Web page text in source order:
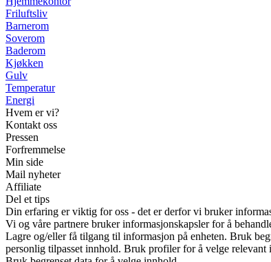
Friluftsliv
Barnerom
Soverom
Baderom
Kjøkken
Gulv
Temperatur
Energi
Hvem er vi?
Kontakt oss
Pressen
Forfremmelse
Min side
Mail nyheter
Affiliate
Del et tips
Din erfaring er viktig for oss - det er derfor vi bruker
Vi og våre partnere bruker informasjonskapsler for å
Lagre og/eller få tilgang til informasjon på enheten. Bruk
personlig tilpasset innhold. Bruk profiler for å velge